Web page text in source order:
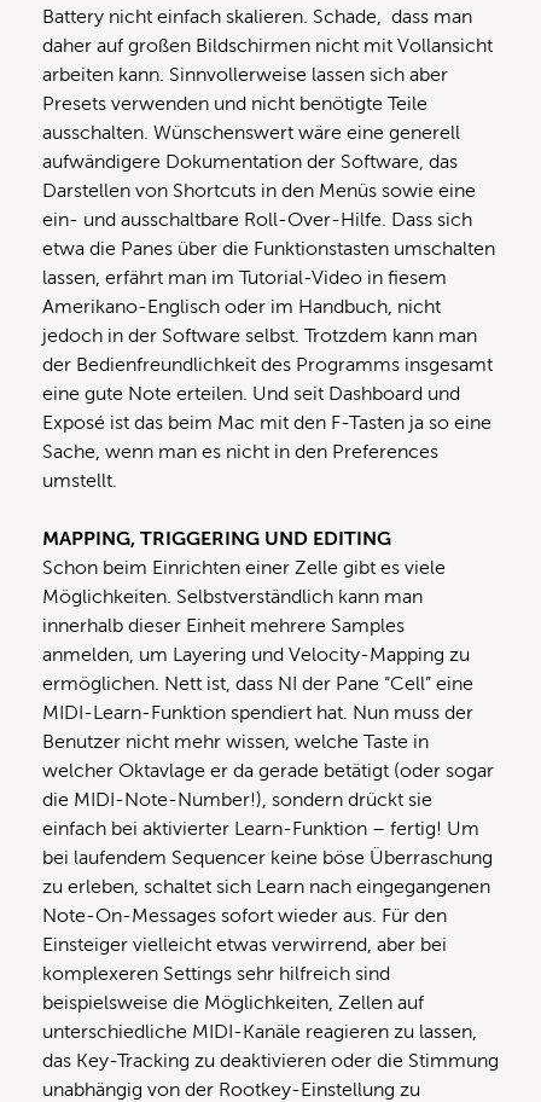
Battery nicht einfach skalieren. Schade, dass man
daher auf großen Bildschirmen nicht mit Vollansicht
arbeiten kann. Sinnvollerweise lassen sich aber
Presets verwenden und nicht benötigte Teile
ausschalten. Wünschenswert wäre eine generell
aufwändigere Dokumentation der Software, das
Darstellen von Shortcuts in den Menüs sowie eine
ein- und ausschaltbare Roll-Over-Hilfe. Dass sich
etwa die Panes über die Funktionstasten umschalten
lassen, erfährt man im Tutorial-Video in fiesem
Amerikano-Englisch oder im Handbuch, nicht
jedoch in der Software selbst. Trotzdem kann man
der Bedienfreundlichkeit des Programms insgesamt
eine gute Note erteilen. Und seit Dashboard und
Exposé ist das beim Mac mit den F-Tasten ja so eine
Sache, wenn man es nicht in den Preferences
umstellt.
MAPPING, TRIGGERING UND EDITING
Schon beim Einrichten einer Zelle gibt es viele
Möglichkeiten. Selbstverständlich kann man
innerhalb dieser Einheit mehrere Samples
anmelden, um Layering und Velocity-Mapping zu
ermöglichen. Nett ist, dass NI der Pane “Cell” eine
MIDI-Learn-Funktion spendiert hat. Nun muss der
Benutzer nicht mehr wissen, welche Taste in
welcher Oktavlage er da gerade betätigt (oder sogar
die MIDI-Note-Number!), sondern drückt sie
einfach bei aktivierter Learn-Funktion – fertig! Um
bei laufendem Sequencer keine böse Überraschung
zu erleben, schaltet sich Learn nach eingegangenen
Note-On-Messages sofort wieder aus. Für den
Einsteiger vielleicht etwas verwirrend, aber bei
komplexeren Settings sehr hilfreich sind
beispielsweise die Möglichkeiten, Zellen auf
unterschiedliche MIDI-Kanäle reagieren zu lassen,
das Key-Tracking zu deaktivieren oder die Stimmung
unabhängig von der Rootkey-Einstellung zu